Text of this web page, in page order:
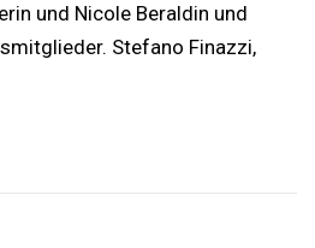
und Nicole Beraldin und
Stefano Finazzi,